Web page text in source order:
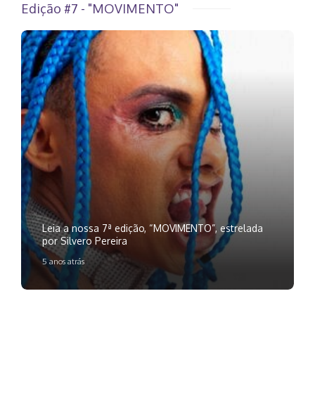
Edição #7 - "MOVIMENTO"
Leia a nossa 7ª edição, “MOVIMENTO”, estrelada
por Silvero Pereira
5 anos atrás